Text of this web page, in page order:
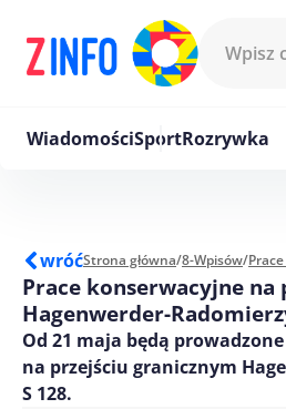
WiadomościSportRozrywka
wróćStrona główna/8-Wpisów/
Prace konserwacyjne
Hagenwerder-
Od 21 maja będą
na przejściu granicznym
S 128.